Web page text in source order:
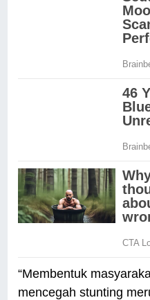
“Membentuk
mencegah stunting